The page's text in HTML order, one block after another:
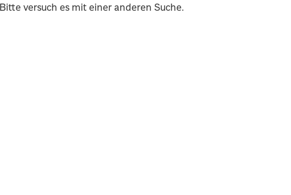
Bitte versuch es mit einer anderen Suche.